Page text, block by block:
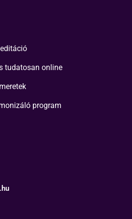
tudatosan online
program